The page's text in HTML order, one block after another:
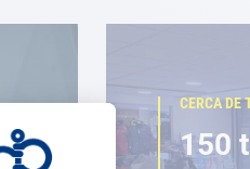
CERCA DE
150